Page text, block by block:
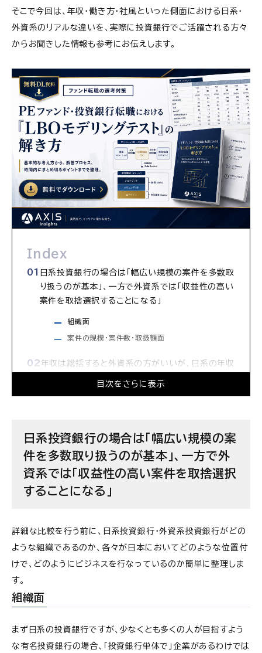
そこで今回は、年収・働き方・社風といった側面における日系・
外資系のリアルな違いを、実際に投資銀行でご活躍される方々
からお聞きした情報も参考にお伝えします。
Index
目次をさらに表示
日系投資銀行の場合は「幅広い規模の案件を多数取
り扱うのが基本」、一方で外資系では「収益性の高い
案件を取捨選択することになる」
組織面
案件の規模・案件数・取扱額面
年収は総括すると外資系の方がいいが、日系の年収
でも他業種比では最高峰クラス
日系投資銀行の年収
働き方とワークライフバランスの差は日系・外資系
では小さく、部門やチームメンバーの差の方が大き
い
日系・外資系の社風の差は「世間のイメージ通り」と
日系投資銀行の社風
外資系投資銀行の社風
日系投資銀行の場合は「幅広い規模の案
件を多数取り扱うのが基本」、一方で外
資系では「収益性の高い案件を取捨選択
することになる」
詳細な比較を行う前に、日系投資銀行・外資系投資銀行がどの
ような組織であるのか、各々が日本においてどのような位置付
けで、どのようにビジネスを行なっているのか簡単に整理しま
す。
組織面
まず日系の投資銀行ですが、少なくとも多くの人が目指すよう
な有名投資銀行の場合、「投資銀行単体で」企業があるわけでは